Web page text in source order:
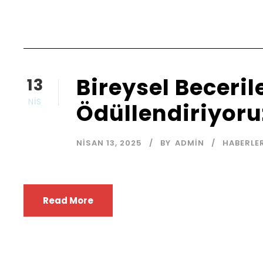
13
NIS
Bireysel
NISAN 13, 2025 BY ADMIN
Read More